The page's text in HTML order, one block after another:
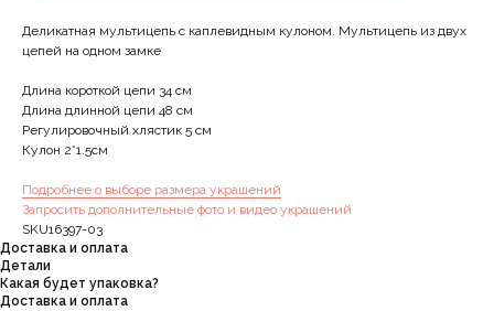
Деликатная мультицепь с каплевидным кулоном. Мультицепь из двух
цепей на одном замке
Длина короткой цепи 34 см
Длина длинной цепи 48 см
Регулировочный хлястик 5 см
Кулон 2*1.5см
Подробнее о выборе размера украшений
Запросить дополнительные фото и видео украшений
SKU16397-03
Доставка и оплата
Детали
Какая будет упаковка?
Доставка и оплата